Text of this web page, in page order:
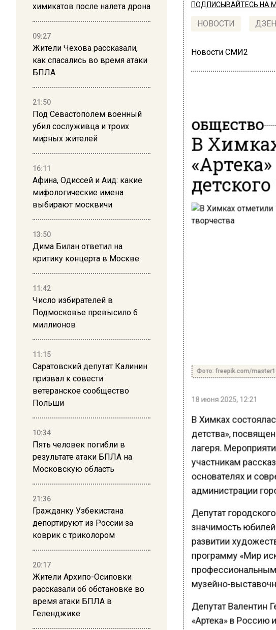
химикатов после налета дрона
09:27
Жители Чехова рассказали,
как спасались во время атаки
БПЛА
21:50
Под Севастополем военный
убил сослуживца и троих
мирных жителей
16:11
Афина, Одиссей и Аид: какие
мифологические имена
выбирают москвичи
13:50
Дима Билан ответил на
критику концерта в Москве
11:42
Число избирателей в
Подмосковье превысило 6
миллионов
11:15
Саратовский депутат Калинин
призвал к совести
ветеранское сообщество
Польши
10:34
Пять человек погибли в
результате атаки БПЛА на
Московскую область
21:36
Гражданку Узбекистана
депортируют из России за
коврик с триколором
20:17
Жители Архипо-Осиповки
рассказали об обстановке во
время атаки БПЛА в
Геленджике
ПОДПИСЫВАЙТЕСЬ НА
НОВОСТИ ДЗЕН
Новости СМИ2
ОБЩЕСТВО
В
Фото: freepik.com/
18 июня 2025, 12:21
В Химках
детства»,
лагеря.
участникам
основателях и
администрации
Депутат
значимость
развитии
программу «Мир
музейно-
Депутат Валентин
«Артека» в Россию